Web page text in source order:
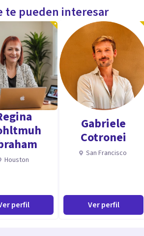
de la terapia (presencial/online)
una mejora progresiva en tu calidad de
vital, niños y adolescentes, depresión,
te pueden interesar
Houston
perfil
Gabriele
Cotronei
San Francisco
Ver perfil